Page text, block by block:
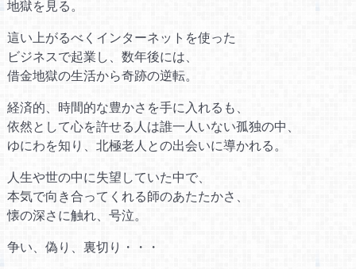
地獄を見る。
這い上がるべくインターネットを使った
ビジネスで起業し、数年後には、
借金地獄の生活から奇跡の逆転。
経済的、時間的な豊かさを手に入れるも、
依然として心を許せる人は誰一人いない孤独の中、
ゆにわを知り、北極老人との出会いに導かれる。
人生や世の中に失望していた中で、
本気で向き合ってくれる師のあたたかさ、
懐の深さに触れ、号泣。
争い、偽り、裏切り・・・